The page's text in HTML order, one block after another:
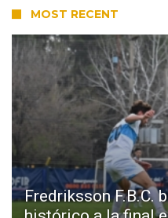
MOST RECENT
Fredriksson F.B.C.